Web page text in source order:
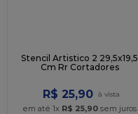
Stencil Artistico 2 29,5x19,5
Cm Rr Cortadores
R$ 25,90
em até 1x R$ 25,90 sem juros